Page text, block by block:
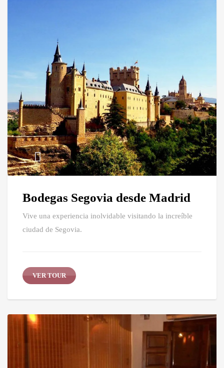
Bodegas Segovia desde Madrid
Vive una experiencia inolvidable visitando la increíble
ciudad de Segovia.
VER TOUR